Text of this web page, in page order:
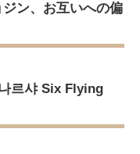
ン、お互いへの偏
르샤 Six Flying